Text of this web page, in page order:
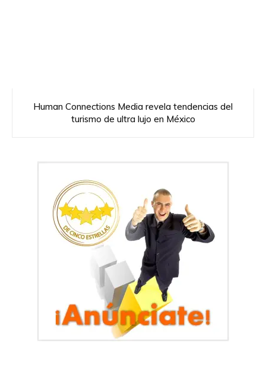
Human Connections Media revela tendencias del
turismo de ultra lujo en México